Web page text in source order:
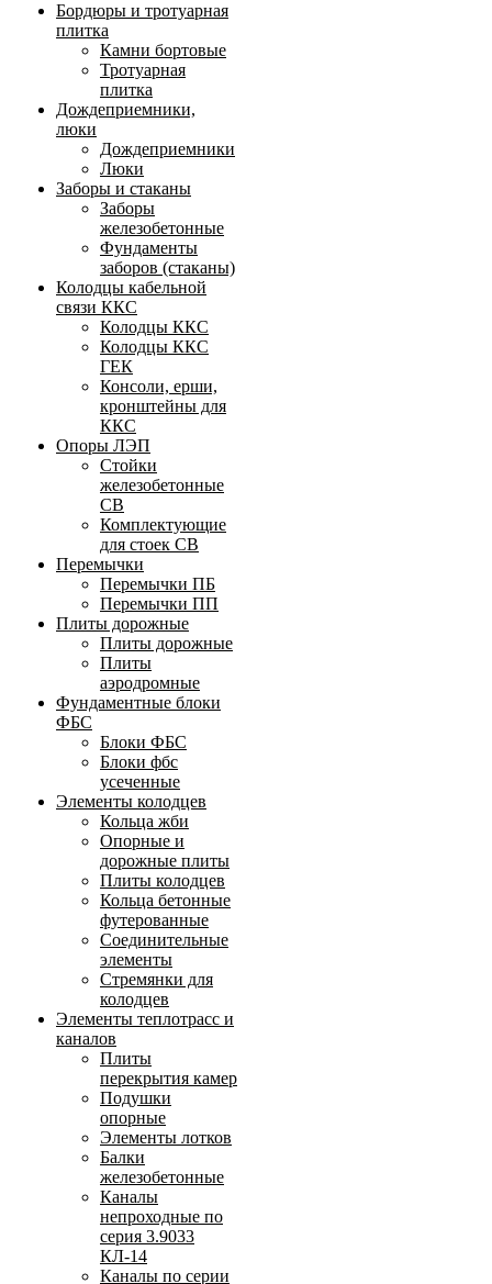
Бордюры и тротуарная
плитка
Камни бортовые
Тротуарная
плитка
Дождеприемники,
люки
Дождеприемники
Люки
Заборы и стаканы
Заборы
железобетонные
Фундаменты
заборов (стаканы)
Колодцы кабельной
связи ККС
Колодцы ККС
Колодцы ККС
ГЕК
Консоли, ерши,
кронштейны для
ККС
Опоры ЛЭП
Стойки
железобетонные
СВ
Комплектующие
для стоек СВ
Перемычки
Перемычки ПБ
Перемычки ПП
Плиты дорожные
Плиты дорожные
Плиты
аэродромные
Фундаментные блоки
ФБС
Блоки ФБС
Блоки фбс
усеченные
Элементы колодцев
Кольца жби
Опорные и
дорожные плиты
Плиты колодцев
Кольца бетонные
футерованные
Соединительные
элементы
Стремянки для
колодцев
Элементы теплотрасс и
каналов
Плиты
перекрытия камер
Подушки
опорные
Элементы лотков
Балки
железобетонные
Каналы
непроходные по
серия 3.9033
КЛ-14
Каналы по серии